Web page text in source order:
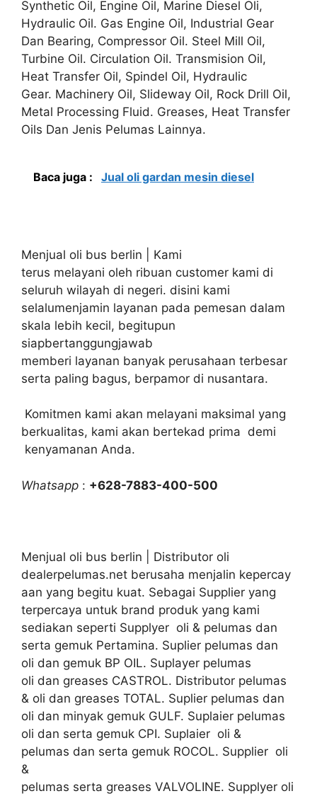
Synthetic Oil, Engine Oil, Marine Diesel Oli,
Hydraulic Oil. Gas Engine Oil, Industrial Gear
Dan Bearing, Compressor Oil. Steel Mill Oil,
Turbine Oil. Circulation Oil. Transmision Oil,
Heat Transfer Oil, Spindel Oil, Hydraulic
Gear. Machinery Oil, Slideway Oil, Rock Drill Oil,
Metal Processing Fluid. Greases, Heat Transfer
Oils Dan Jenis Pelumas Lainnya.
Baca juga : Jual oli gardan mesin diesel
Menjual oli bus berlin | Kami
terus melayani oleh ribuan customer kami di
seluruh wilayah di negeri. disini kami
selalumenjamin layanan pada pemesan dalam
skala lebih kecil, begitupun
siapbertanggungjawab
memberi layanan banyak perusahaan terbesar
serta paling bagus, berpamor di nusantara.
Komitmen kami akan melayani maksimal yang
berkualitas, kami akan bertekad prima demi
kenyamanan Anda.
Whatsapp : +628-7883-400-500
Menjual oli bus berlin | Distributor oli
dealerpelumas.net berusaha menjalin kepercay
aan yang begitu kuat. Sebagai Supplier yang
terpercaya untuk brand produk yang kami
sediakan seperti Supplyer oli & pelumas dan
serta gemuk Pertamina. Suplier pelumas dan
oli dan gemuk BP OIL. Suplayer pelumas
oli dan greases CASTROL. Distributor pelumas
& oli dan greases TOTAL. Suplier pelumas dan
oli dan minyak gemuk GULF. Suplaier pelumas
oli dan serta gemuk CPI. Suplaier oli &
pelumas dan serta gemuk ROCOL. Supplier oli
&
pelumas serta greases VALVOLINE. Supplyer oli